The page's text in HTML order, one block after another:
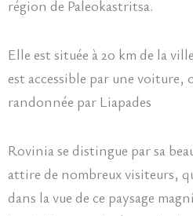
région de Paleokastritsa.
Elle est située à 20 km de la
est accessible par une voiture,
randonnée par Liapades
Rovinia se distingue par sa
attire de nombreux visiteurs,
dans la vue de ce paysage